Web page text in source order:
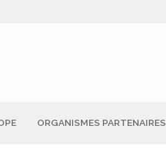
ORGANISMES PARTENAIRES